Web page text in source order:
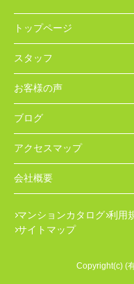
トップページ
スタッフ
お客様の声
ブログ
アクセスマップ
会社概要
マンションカタログ 利用
サイトマップ
Copyright(c) (